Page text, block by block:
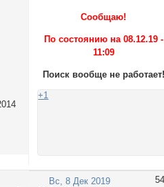
Сообщаю!
По состоянию на 08.12.19 -
11:09
Поиск вообще не работает!
+1
54
Вс, 8 Дек 2019